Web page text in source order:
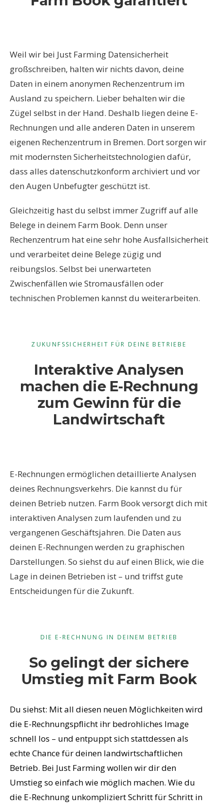
Weil wir bei Just Farming Datensicherheit
großschreiben, halten wir nichts davon, deine
Daten in einem anonymen Rechenzentrum im
Ausland zu speichern. Lieber behalten wir die
Zügel selbst in der Hand. Deshalb liegen deine E-
Rechnungen und alle anderen Daten in unserem
eigenen Rechenzentrum in Bremen. Dort sorgen wir
mit modernsten Sicherheitstechnologien dafür,
dass alles datenschutzkonform archiviert und vor
den Augen Unbefugter geschützt ist.
Gleichzeitig hast du selbst immer Zugriff auf alle
Belege in deinem Farm Book. Denn unser
Rechenzentrum hat eine sehr hohe Ausfallsicherheit
und verarbeitet deine Belege zügig und
reibungslos. Selbst bei unerwarteten
Zwischenfällen wie Stromausfällen oder
technischen Problemen kannst du weiterarbeiten.
ZUKUNFSSICHERHEIT FÜR DEINE BETRIEBE
Interaktive Analysen
machen die E-Rechnung
zum Gewinn für die
Landwirtschaft
E-Rechnungen ermöglichen detaillierte Analysen
deines Rechnungsverkehrs. Die kannst du für
deinen Betrieb nutzen. Farm Book versorgt dich mit
interaktiven Analysen zum laufenden und zu
vergangenen Geschäftsjahren. Die Daten aus
deinen E-Rechnungen werden zu graphischen
Darstellungen. So siehst du auf einen Blick, wie die
Lage in deinen Betrieben ist – und triffst gute
Entscheidungen für die Zukunft.
DIE E-RECHNUNG IN DEINEM BETRIEB
So gelingt der sichere
Umstieg mit Farm Book
Du siehst: Mit all diesen neuen Möglichkeiten wird
die E-Rechnungspflicht ihr bedrohliches Image
schnell los – und entpuppt sich stattdessen als
echte Chance für deinen landwirtschaftlichen
Betrieb. Bei Just Farming wollen wir dir den
Umstieg so einfach wie möglich machen. Wie du
die E-Rechnung unkompliziert Schritt für Schritt in